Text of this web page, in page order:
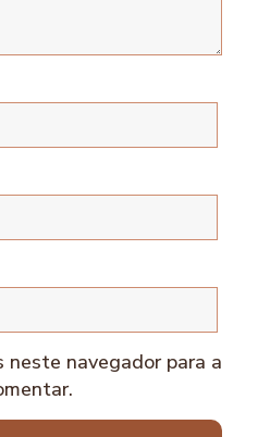
neste navegador para a